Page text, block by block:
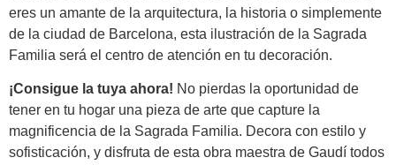
eres un amante de la arquitectura, la historia o simplemente
de la ciudad de Barcelona, esta ilustración de la Sagrada
Familia será el centro de atención en tu decoración.
¡Consigue la tuya ahora! No pierdas la oportunidad de
tener en tu hogar una pieza de arte que capture la
magnificencia de la Sagrada Familia. Decora con estilo y
sofisticación, y disfruta de esta obra maestra de Gaudí todos